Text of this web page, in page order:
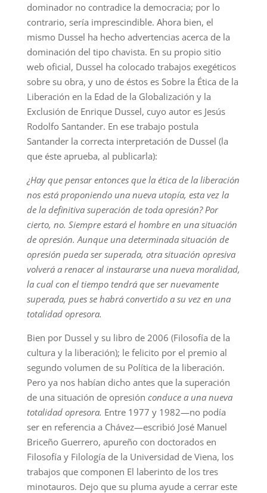
dominador no contradice la democracia; por lo
contrario, sería imprescindible. Ahora bien, el
mismo Dussel ha hecho advertencias acerca de la
dominación del tipo chavista. En su propio sitio
web oficial, Dussel ha colocado trabajos exegéticos
sobre su obra, y uno de éstos es Sobre la Ética de la
Liberación en la Edad de la Globalización y la
Exclusión de Enrique Dussel, cuyo autor es Jesús
Rodolfo Santander. En ese trabajo postula
Santander la correcta interpretación de Dussel (la
que éste aprueba, al publicarla):
¿Hay que pensar entonces que la ética de la liberación
nos está proponiendo una nueva utopía, esta vez la
de la definitiva superación de toda opresión? Por
cierto, no. Siempre estará el hombre en una situación
de opresión. Aunque una determinada situación de
opresión pueda ser superada, otra situación opresiva
volverá a renacer al instaurarse una nueva moralidad,
la cual con el tiempo tendrá que ser nuevamente
superada, pues se habrá convertido a su vez en una
totalidad opresora.
Bien por Dussel y su libro de 2006 (Filosofía de la
cultura y la liberación); le felicito por el premio al
segundo volumen de su Política de la liberación.
Pero ya nos habían dicho antes que la superación
de una situación de opresión conduce a una nueva
totalidad opresora. Entre 1977 y 1982—no podía
ser en referencia a Chávez—escribió José Manuel
Briceño Guerrero, apureño con doctorados en
Filosofía y Filología de la Universidad de Viena, los
trabajos que componen El laberinto de los tres
minotauros. Dejo que su pluma ayude a cerrar este